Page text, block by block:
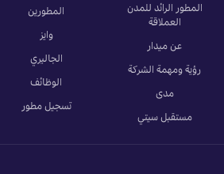
المطور الرائد للمدن
العملاقة
عن ميدار
رؤية ومهمة الشركة
مدى
مستقبل سيتي
المطورين
وايز
الجاليري
الوظائف
تسجيل مطور